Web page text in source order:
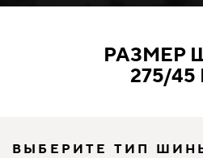
РАЗМЕР
275/45
ВЫБЕРИТЕ ТИП